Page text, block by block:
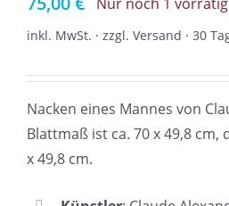
inkl. MwSt. · zzgl. Versand · 30
Nacken eines Mannes von
Blattmaß ist ca. 70 x 49,8 cm,
x 49,8 cm.